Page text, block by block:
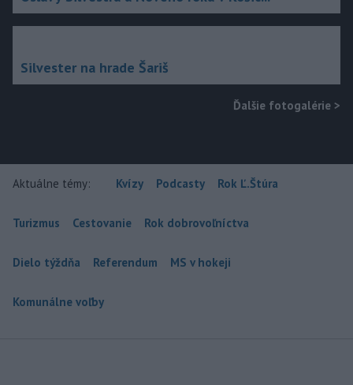
Silvester na hrade Šariš
Ďalšie fotogalérie >
Aktuálne témy: Kvízy Podcasty Rok Ľ.Štúra
Turizmus Cestovanie Rok dobrovoľníctva
Dielo týždňa Referendum MS v hokeji
Komunálne voľby